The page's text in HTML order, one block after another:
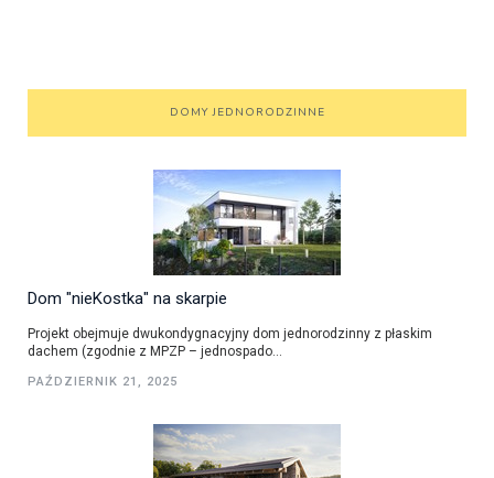
DOMY JEDNORODZINNE
Dom "nieKostka" na skarpie
Projekt obejmuje dwukondygnacyjny dom jednorodzinny z płaskim
dachem (zgodnie z MPZP – jednospado...
PAŹDZIERNIK 21, 2025